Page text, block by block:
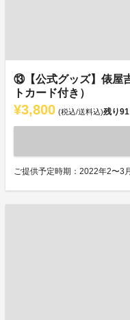
⑬【公式グッズ】俵屋
トカード付き）
¥3,800 (税込/送料込)残り91
ご提供予定時期：2022年2〜3